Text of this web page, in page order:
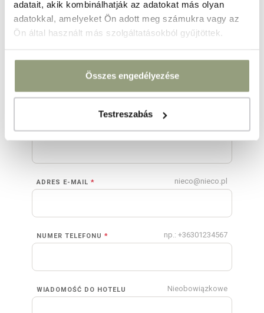
adatait, akik kombinálhatják az adatokat más olyan
adatokkal, amelyeket Ön adott meg számukra vagy az
Ön által használt más szolgáltatásokból gyűjtöttek.
Összes engedélyezése
Testreszabás
IMIĘ*
ADRES E-MAIL * nieco@nieco.pl
NUMER TELEFONU * np.: +36301234567
WIADOMOŚĆ DO HOTELU Nieobowiązkowe